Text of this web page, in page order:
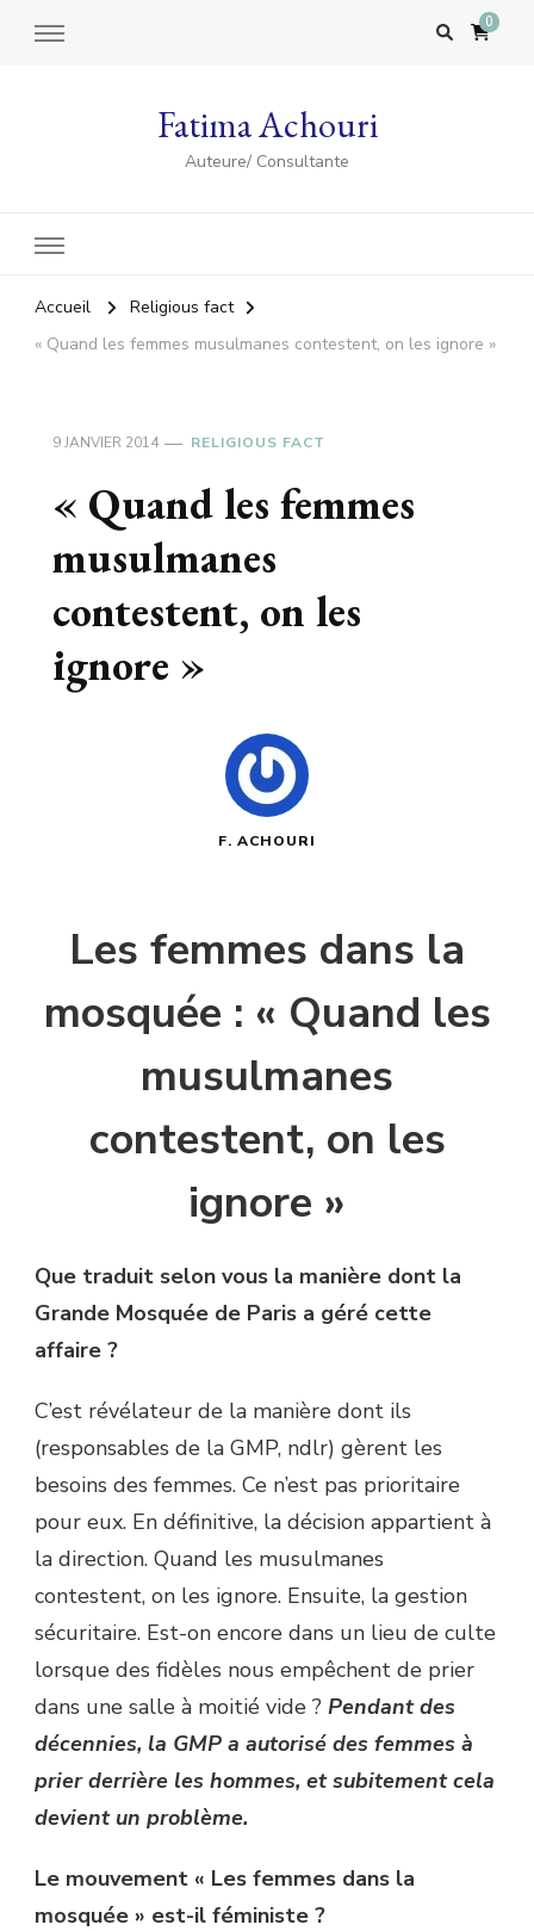
0
Fatima Achouri
Auteure/ Consultante
Accueil
Religious fact
« Quand les femmes musulmanes contestent, on les ignore »
9 JANVIER 2014 RELIGIOUS FACT
« Quand les femmes
musulmanes
contestent, on les
ignore »
F. ACHOURI
Les femmes dans la
mosquée : « Quand les
musulmanes
contestent, on les
ignore »
Que traduit selon vous la manière dont la
Grande Mosquée de Paris a géré cette
affaire ?
C’est révélateur de la manière dont ils
(responsables de la GMP, ndlr) gèrent les
besoins des femmes. Ce n’est pas prioritaire
pour eux. En définitive, la décision appartient à
la direction. Quand les musulmanes
contestent, on les ignore. Ensuite, la gestion
sécuritaire. Est-on encore dans un lieu de culte
lorsque des fidèles nous empêchent de prier
dans une salle à moitié vide ? Pendant des
décennies, la GMP a autorisé des femmes à
prier derrière les hommes, et subitement cela
devient un problème.
Le mouvement « Les femmes dans la
mosquée » est-il féministe ?